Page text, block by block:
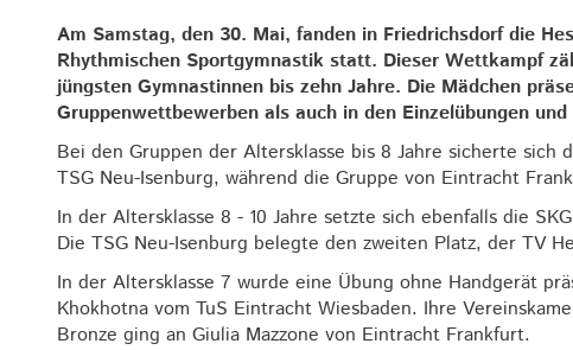
Am Samstag, den 30. Mai, fanden in Friedrichsdorf die
Rhythmischen Sportgymnastik statt. Dieser Wettkampf
jüngsten Gymnastinnen bis zehn Jahre. Die Mädchen
Gruppenwettbewerben als auch in den Einzelübungen
Bei den Gruppen der Altersklasse bis 8 Jahre sicherte
TSG Neu-Isenburg, während die Gruppe von Eintracht
In der Altersklasse 8 - 10 Jahre setzte sich ebenfalls die
Die TSG Neu-Isenburg belegte den zweiten Platz, der TV
In der Altersklasse 7 wurde eine Übung ohne Handgerät
Khokhotna vom TuS Eintracht Wiesbaden. Ihre
Bronze ging an Giulia Mazzone von Eintracht Frankfurt.